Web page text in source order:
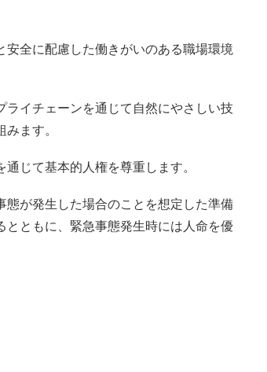
全に配慮した働きがいのある職場環境
イチェーンを通じて自然にやさしい技
ます。
じて基本的人権を尊重します。
が発生した場合のことを想定した準備
ともに、緊急事態発生時には人命を優